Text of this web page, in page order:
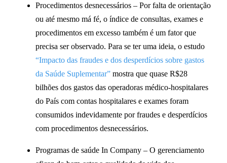
Procedimentos desnecessários – Por falta de orientação
ou até mesmo má fé, o índice de consultas, exames e
procedimentos em excesso também é um fator que
precisa ser observado. Para se ter uma ideia, o estudo
“Impacto das fraudes e dos desperdícios sobre gastos
da Saúde Suplementar” mostra que quase R$28
bilhões dos gastos das operadoras médico-hospitalares
do País com contas hospitalares e exames foram
consumidos indevidamente por fraudes e desperdícios
com procedimentos desnecessários.
Programas de saúde In Company – O gerenciamento